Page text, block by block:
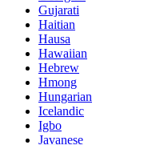
Gujarati
Haitian
Hausa
Hawaiian
Hebrew
Hmong
Hungarian
Icelandic
Igbo
Javanese